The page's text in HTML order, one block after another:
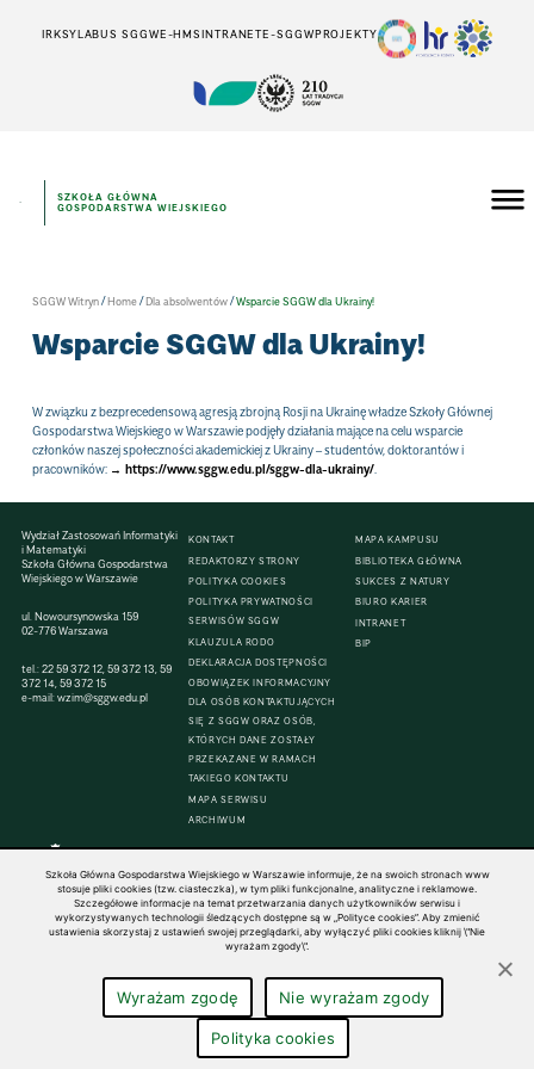
IRKSYLABUS SGGWE-HMSINTRANETE-SGGWPROJEKTY
SZKOŁA GŁÓWNA
GOSPODARSTWA WIEJSKIEGO
SGGW Witryn/Home/Dla absolwentów/Wsparcie SGGW dla Ukrainy!
Wsparcie SGGW dla Ukrainy!
W związku z bezprecedensową agresją zbrojną Rosji na Ukrainę władze Szkoły Głównej
Gospodarstwa Wiejskiego w Warszawie podjęły działania mające na celu wsparcie
członków naszej społeczności akademickiej z Ukrainy – studentów, doktorantów i
pracowników:
https://www.sggw.edu.pl/sggw-dla-ukrainy/
Wydział Zastosowań Informatyki
i Matematyki
Szkoła Główna Gospodarstwa
Wiejskiego w Warszawie
ul. Nowoursynowska 159
02-776 Warszawa
tel.:22 59 372 12,59 372 13,59
372 14,59 372 15
e-mail:wzim@sggw.edu.pl
KONTAKT
REDAKTORZY STRONY
POLITYKA COOKIES
POLITYKA PRYWATNOŚCI
SERWISÓW SGGW
KLAUZULA RODO
DEKLARACJA DOSTĘPNOŚCI
OBOWIĄZEK INFORMACYJNY
DLA OSÓB KONTAKTUJĄCYCH
SIĘ Z SGGW ORAZ OSÓB,
KTÓRYCH DANE ZOSTAŁY
PRZEKAZANE W RAMACH
TAKIEGO KONTAKTU
MAPA SERWISU
ARCHIWUM
MAPA KAMPUSU
BIBLIOTEKA GŁÓWNA
SUKCES Z NATURY
BIURO KARIER
INTRANET
BIP
© 1816–2026 SGGW — ALL RIGHTS RESERVED
Szkoła Główna Gospodarstwa Wiejskiego w Warszawie informuje, że na swoich stronach www
stosuje pliki cookies (tzw. ciasteczka), w tym pliki funkcjonalne, analityczne i reklamowe.
Szczegółowe informacje na temat przetwarzania danych użytkowników serwisu i
wykorzystywanych technologii śledzących dostępne są w „Polityce cookies”. Aby zmienić
ustawienia skorzystaj z ustawień swojej przeglądarki, aby wyłączyć pliki cookies kliknij \"Nie
wyrażam zgody\".
Wyrażam zgodę Nie wyrażam zgody
Polityka cookies